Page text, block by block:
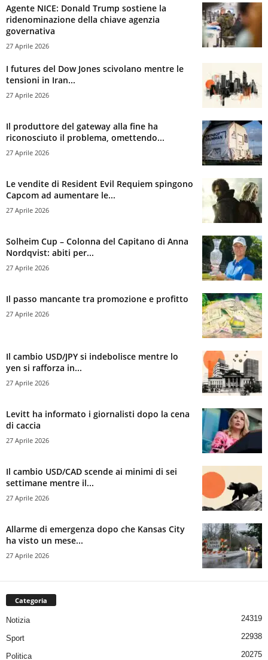
Agente NICE: Donald Trump sostiene la
ridenominazione della chiave agenzia
governativa
27 Aprile 2026
I futures del Dow Jones scivolano mentre le
tensioni in Iran...
27 Aprile 2026
Il produttore del gateway alla fine ha
riconosciuto il problema, omettendo...
27 Aprile 2026
Le vendite di Resident Evil Requiem spingono
Capcom ad aumentare le...
27 Aprile 2026
Solheim Cup – Colonna del Capitano di Anna
Nordqvist: abiti per...
27 Aprile 2026
Il passo mancante tra promozione e profitto
27 Aprile 2026
Il cambio USD/JPY si indebolisce mentre lo
yen si rafforza in...
27 Aprile 2026
Levitt ha informato i giornalisti dopo la cena
di caccia
27 Aprile 2026
Il cambio USD/CAD scende ai minimi di sei
settimane mentre il...
27 Aprile 2026
Allarme di emergenza dopo che Kansas City
ha visto un mese...
27 Aprile 2026
Categoria
Notizia 24319
Sport 22938
Politica 20275